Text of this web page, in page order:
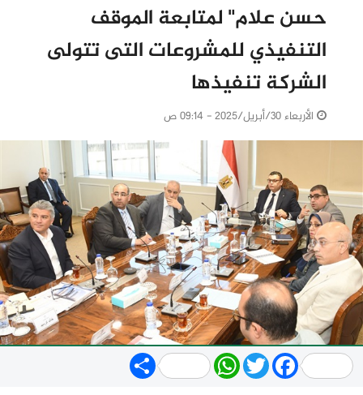
حسن علام" لمتابعة الموقف
التنفيذي للمشروعات التى تتولى
الشركة تنفيذها
الأربعاء 30/أبريل/2025 - 09:14 ص
Share WhatsApp
TwitterFacebook